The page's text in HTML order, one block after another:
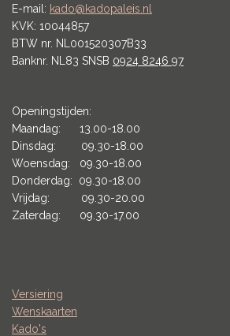
E-mail: kado@kadopaleis.nl
KVK: 10044857
BTW nr. NL001520307B33
Banknr. NL83 SNSB 0924 8246 97
Openingstijden:
Maandag: 13.00-18.00
Dinsdag: 09.30-18.00
Woensdag: 09.30-18.00
Donderdag: 09.30-18.00
Vrijdag: 09.30-20.00
Zaterdag: 09.30-17.00
Versiering
Wenskaarten
Kado's